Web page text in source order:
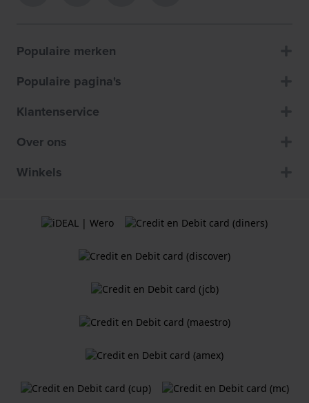
Populaire merken
Populaire pagina's
Klantenservice
Over ons
Winkels